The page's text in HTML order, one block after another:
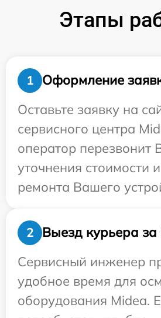
Этапы
1
Оформление
Оставьте заявку на
сервисного центра
оператор перезвонит
уточнения стоимости
ремонта Вашего
2
Выезд курьера за
Сервисный инженер
удобное время для
оборудования Midea.